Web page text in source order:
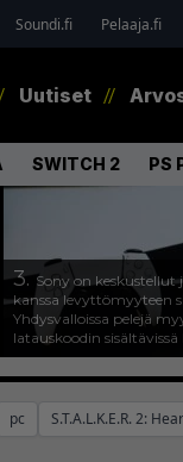
Soundi.fi Pelaaja.fi
Uutiset
SWITCH 2 PS
3.Sony on keskustellut
kanssa levyttömyyteen
Yhdysvalloissa pelejä
latauskoodin sisältävissä
pc S.T.A.L.K.E.R. 2: